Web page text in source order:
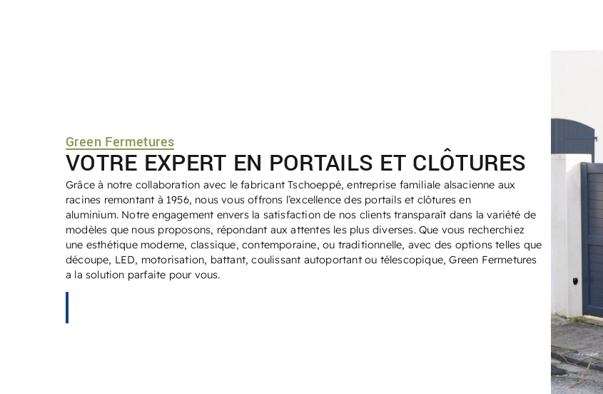
Green Fermetures
VOTRE EXPERT EN PORTAILS ET CLÔTURES
Grâce à notre collaboration avec le fabricant Tschoeppé, entreprise familiale alsacienne aux
racines remontant à 1956, nous vous offrons l’excellence des portails et clôtures en
aluminium. Notre engagement envers la satisfaction de nos clients transparaît dans la variété de
modèles que nous proposons, répondant aux attentes les plus diverses. Que vous recherchiez
une esthétique moderne, classique, contemporaine, ou traditionnelle, avec des options telles que
découpe, LED, motorisation, battant, coulissant autoportant ou télescopique, Green Fermetures
a la solution parfaite pour vous.